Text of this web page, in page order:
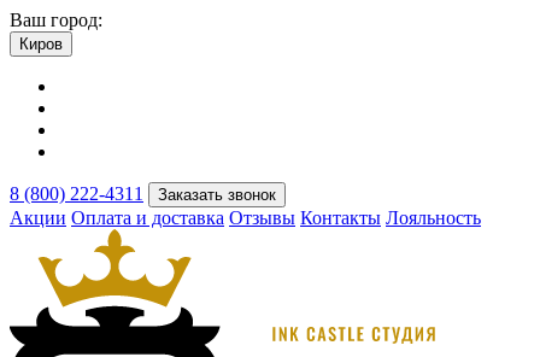
Ваш город:
Киров
8 (800) 222-4311 Заказать звонок
Акции Оплата и доставка Отзывы Контакты Лояльность